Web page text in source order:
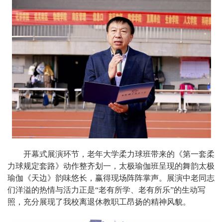
开幕式展演环节，老年大学柔力球班带来的《第一套柔
力球规定套路》动作整齐划一，太极瑜伽班呈现的舞韵太极
瑜伽《天边》韵味悠长，赢得现场阵阵掌声。展演中老同志
们洋溢的热情与活力正是“老有所学、老有所乐”的生动写
照，充分展现了我校离退休教职工昂扬的精神风貌。